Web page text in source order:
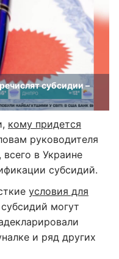
субсидии –
кому придется
руководителя
в Украине
субсидий.
условия для
могут
и ряд других